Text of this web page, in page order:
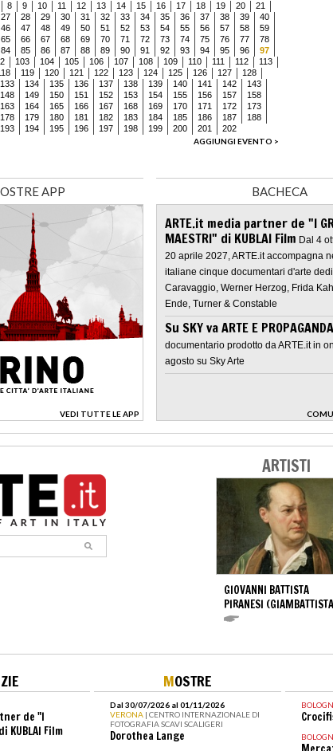
8 9 10 11 12 13 14 15 16 17 18 19 20
21
27 28 29 30 31 32 33 34 35 36 37 38 39
40
46 47 48 49 50 51 52 53 54 55 56 57 58
59
65 66 67 68 69 70 71 72 73 74 75 76 77
78
84 85 86 87 88 89 90 91 92 93 94 95 96
97
103 104 105 106 107 108 109 110 111 112
113
119 120 121 122 123 124 125 126 127
128
133 134 135 136 137 138 139 140 141 142
143
148 149 150 151 152 153 154 155 156 157
158
163 164 165 166 167 168 169 170 171 172
173
178 179 180 181 182 183 184 185 186 187
188
193 194 195 196 197 198 199 200 201
202
AGGIUNGI EVENTO >
APP
VEDI TUTTE LE APP
>
BACHECA
ARTE.it media partner de "I
MAESTRI" di KUBLAI Film Dal 4
20 aprile 2027, ARTE.it accompagna
italiane cinque documentari d'arte
Caravaggio, Werner Herzog, Frida
Ende, Turner & Constable
Su SKY va ARTE E PROPAGANDA
documentario prodotto da ARTE.it in
agosto su Sky Arte
>
ARTISTI
GIOVANNI BATTISTA
PIRANESI
de "I
KUBLAI Film
MOSTRE
Dal 30/07/2026 al 01/11/2026
VERONA | CENTRO INTERNAZIONALE DI
FOTOGRAFIA SCAVI SCALIGERI
Dorothea Lange